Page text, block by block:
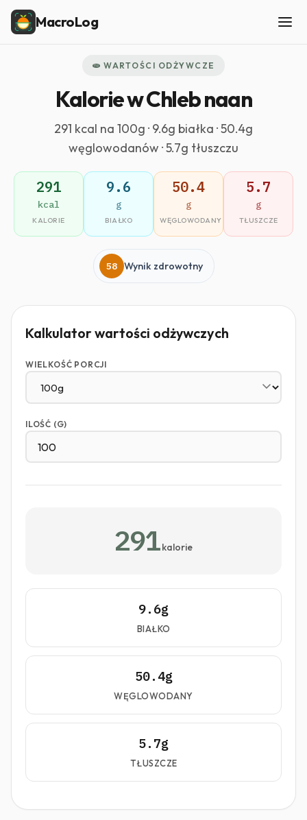
MacroLog
🫓 WARTOŚCI ODŻYWCZE
Kalorie w Chleb naan
291 kcal na 100g · 9.6g białka · 50.4g
węglowodanów · 5.7g tłuszczu
291
kcal
KALORIE
9.6
g
BIAŁKO
50.4
g
WĘGLOWODANY
5.7
g
TŁUSZCZE
58 Wynik zdrowotny
Kalkulator wartości odżywczych
WIELKOŚĆ PORCJI
ILOŚĆ (G)
291 kalorie
9.6g
BIAŁKO
50.4g
WĘGLOWODANY
5.7g
TŁUSZCZE